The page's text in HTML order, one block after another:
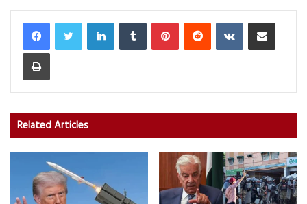
LinkedInTumblr PinterestReddit VKontakteShare via Email
Print
Related Articles